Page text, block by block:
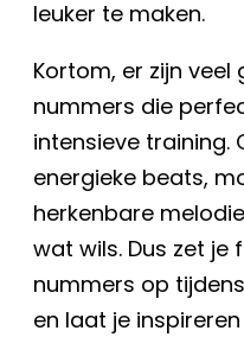
leuker te maken.
Kortom, er zijn
nummers die
intensieve training.
energieke beats,
herkenbare
wat wils. Dus zet je
nummers op
en laat je